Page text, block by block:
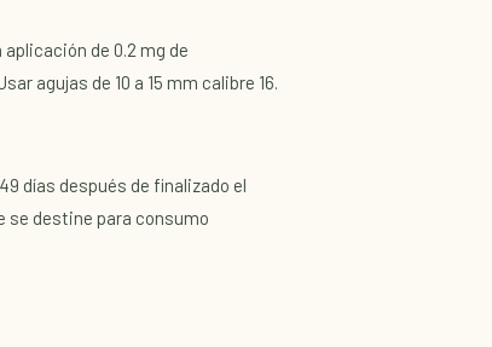
de 0.2 mg de
agujas de 10 a 15 mm calibre 16.
días después de finalizado el
se destine para consumo